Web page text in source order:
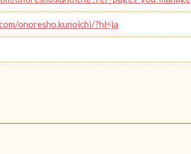
onoresho.kunoichi/?hl=ja